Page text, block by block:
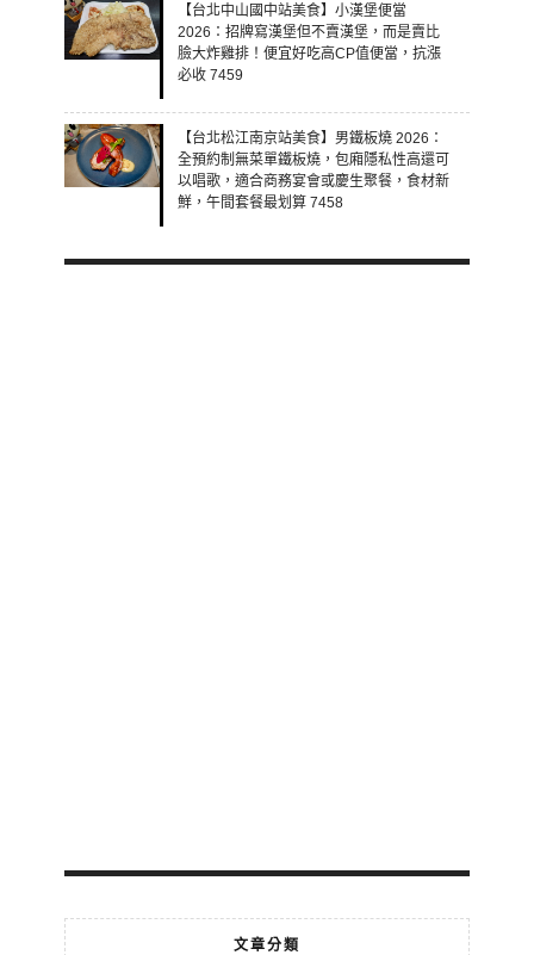
【台北中山國中站美食】小漢堡便當
2026：招牌寫漢堡但不賣漢堡，而是賣比
臉大炸雞排！便宜好吃高CP值便當，抗漲
必收 7459
【台北松江南京站美食】男鐵板燒 2026：
全預約制無菜單鐵板燒，包廂隱私性高還可
以唱歌，適合商務宴會或慶生聚餐，食材新
鮮，午間套餐最划算 7458
文章分類